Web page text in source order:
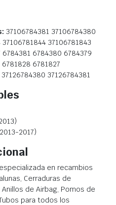
37106784381 37106784380
37106781843
6784381 6784380 6784379
6781827
37126784381
2017)
en recambios
Cerraduras de
Anillos de Airbag, Pomos de
para todos los